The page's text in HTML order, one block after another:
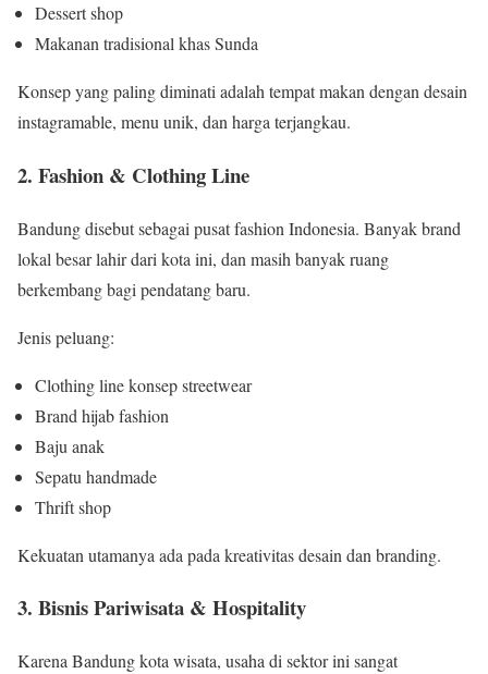
Dessert shop
Makanan tradisional khas Sunda
Konsep yang paling diminati adalah tempat makan dengan desain
instagramable, menu unik, dan harga terjangkau.
2. Fashion & Clothing Line
Bandung disebut sebagai pusat fashion Indonesia. Banyak brand
lokal besar lahir dari kota ini, dan masih banyak ruang
berkembang bagi pendatang baru.
Jenis peluang:
Clothing line konsep streetwear
Brand hijab fashion
Baju anak
Sepatu handmade
Thrift shop
Kekuatan utamanya ada pada kreativitas desain dan branding.
3. Bisnis Pariwisata & Hospitality
Karena Bandung kota wisata, usaha di sektor ini sangat